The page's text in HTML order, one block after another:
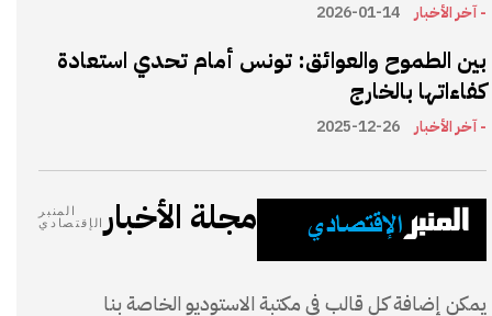
- آخر الأخبار 2026-01-14
بين الطموح والعوائق: تونس أمام تحدي استعادة
كفاءاتها بالخارج
- آخر الأخبار 2025-12-26
مجلة الأخبار
المنبر
الإقتصادي
يمكن إضافة كل قالب في مكتبة الاستوديو الخاصة بنا